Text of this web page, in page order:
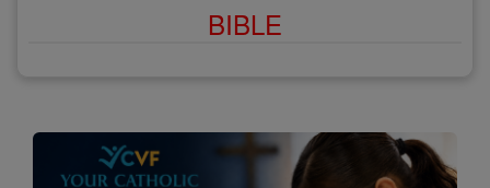
BIBLE